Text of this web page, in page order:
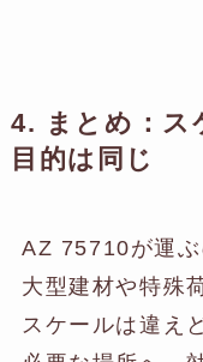
4. まとめ：ス
目的は同じ
AZ 75710が運
大型建材や特殊
スケールは違え